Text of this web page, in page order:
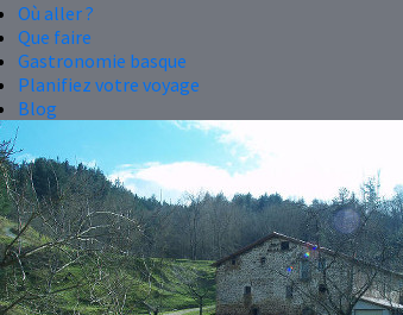
Où aller ?
Que faire
Gastronomie basque
Planifiez votre voyage
Blog